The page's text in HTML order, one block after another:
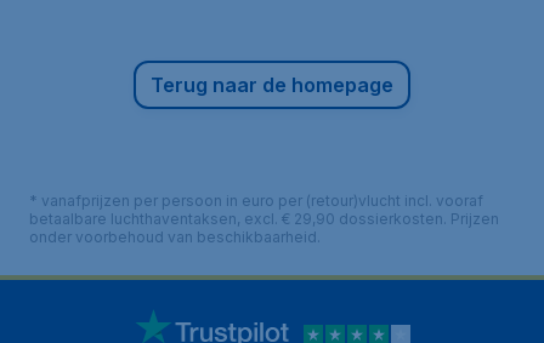
Terug naar de homepage
* vanafprijzen per persoon in euro per (retour)vlucht incl. vooraf
betaalbare luchthaventaksen, excl. € 29,90 dossierkosten. Prijzen
onder voorbehoud van beschikbaarheid.